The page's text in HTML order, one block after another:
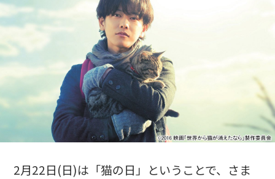
2月22日(日)は「猫の日」ということで、さま